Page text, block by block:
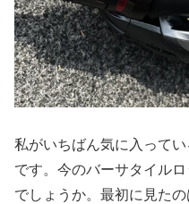
私がいちばん気に入って
です。今のバーサタイル
でしょうか。最初に見た